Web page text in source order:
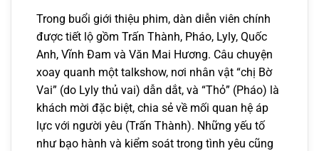
Trong buổi giới thiệu phim, dàn diễn viên chính
được tiết lộ gồm Trấn Thành, Pháo, Lyly, Quốc
Anh, Vĩnh Đam và Văn Mai Hương. Câu chuyện
xoay quanh một talkshow, nơi nhân vật “chị Bờ
Vai” (do Lyly thủ vai) dẫn dắt, và “Thỏ” (Pháo) là
khách mời đặc biệt, chia sẻ về mối quan hệ áp
lực với người yêu (Trấn Thành). Những yếu tố
như bạo hành và kiểm soát trong tình yêu cũng